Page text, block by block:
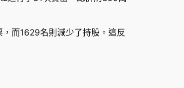
而1629名則減少了持股。這反